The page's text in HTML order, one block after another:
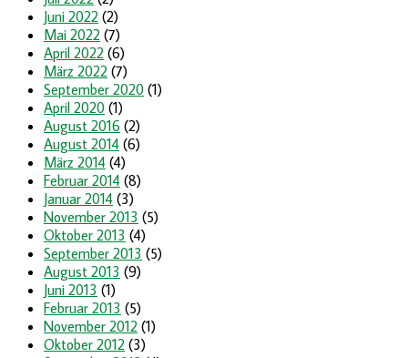
Juni 2022 (2)
Mai 2022 (7)
April 2022 (6)
März 2022 (7)
September 2020 (1)
April 2020 (1)
August 2016 (2)
August 2014 (6)
März 2014 (4)
Februar 2014 (8)
Januar 2014 (3)
November 2013 (5)
Oktober 2013 (4)
September 2013 (5)
August 2013 (9)
Juni 2013 (1)
Februar 2013 (5)
November 2012 (1)
Oktober 2012 (3)